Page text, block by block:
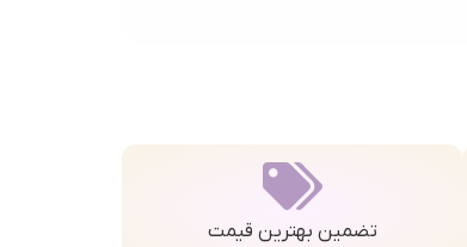
تضمین بهترین قیمت